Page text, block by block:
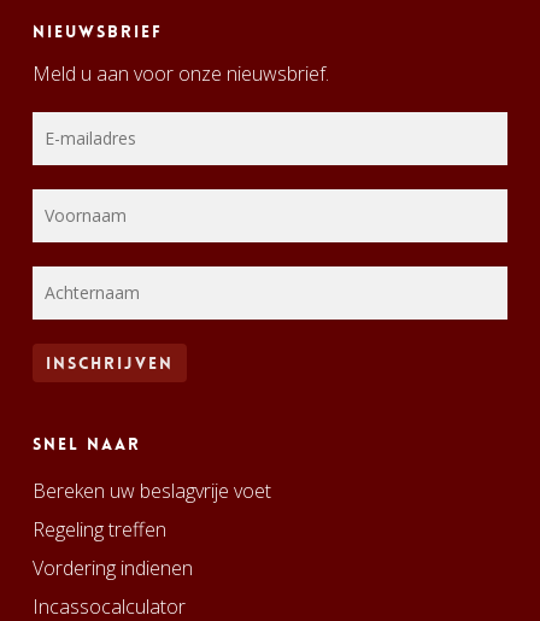
Nieuwsbrief
Meld u aan voor onze nieuwsbrief.
Snel naar
Bereken uw beslagvrije voet
Regeling treffen
Vordering indienen
Incassocalculator